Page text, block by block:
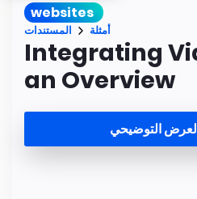
websites
المستندات أمثلة
Integrating
an Overview
التوضيحي